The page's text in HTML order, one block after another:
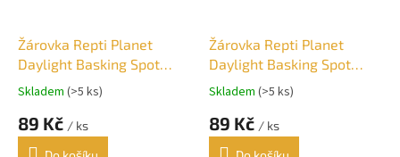
Žárovka Repti Planet
Daylight Basking Spot
50W
Skladem (>5 ks)
89 Kč / ks
Žárovka Repti Planet
Daylight Basking Spot
25W
Skladem (>5 ks)
89 Kč / ks